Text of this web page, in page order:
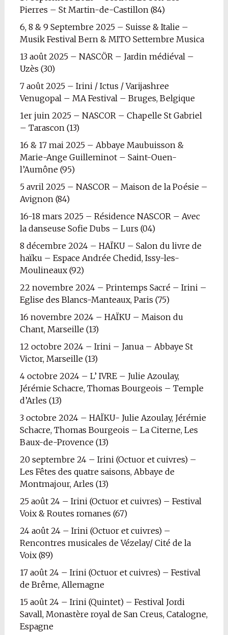
Pierres – St Martin-de-Castillon (84)
6, 8 & 9 Septembre 2025 – Suisse & Italie –
Musik Festival Bern & MITO Settembre Musica
13 août 2025 – NASCÖR – Jardin médiéval –
Uzès (30)
7 août 2025 – Irini / Ictus / Varijashree
Venugopal – MA Festival – Bruges, Belgique
1er juin 2025 – NASCOR – Chapelle St Gabriel
– Tarascon (13)
16 & 17 mai 2025 – Abbaye Maubuisson &
Marie-Ange Guilleminot – Saint-Ouen-
l’Aumône (95)
5 avril 2025 – NASCOR – Maison de la Poésie –
Avignon (84)
16-18 mars 2025 – Résidence NASCOR – Avec
la danseuse Sofie Dubs – Lurs (04)
8 décembre 2024 – HAÏKU – Salon du livre de
haïku – Espace Andrée Chedid, Issy-les-
Moulineaux (92)
22 novembre 2024 – Printemps Sacré – Irini –
Eglise des Blancs-Manteaux, Paris (75)
16 novembre 2024 – HAÏKU – Maison du
Chant, Marseille (13)
12 octobre 2024 – Irini – Janua – Abbaye St
Victor, Marseille (13)
4 octobre 2024 – L’ IVRE – Julie Azoulay,
Jérémie Schacre, Thomas Bourgeois – Temple
d’Arles (13)
3 octobre 2024 – HAÏKU- Julie Azoulay, Jérémie
Schacre, Thomas Bourgeois – La Citerne, Les
Baux-de-Provence (13)
20 septembre 24 – Irini (Octuor et cuivres) –
Les Fêtes des quatre saisons, Abbaye de
Montmajour, Arles (13)
25 août 24 – Irini (Octuor et cuivres) – Festival
Voix & Routes romanes (67)
24 août 24 – Irini (Octuor et cuivres) –
Rencontres musicales de Vézelay/ Cité de la
Voix (89)
17 août 24 – Irini (Octuor et cuivres) – Festival
de Brême, Allemagne
15 août 24 – Irini (Quintet) – Festival Jordi
Savall, Monastère royal de San Creus, Catalogne,
Espagne